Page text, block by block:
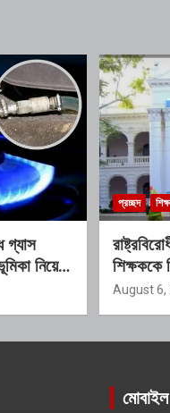
গ্যাস
নিয়ে
প্রচ্ছদ
শিক্ষককে
August 6,
মোবাইল